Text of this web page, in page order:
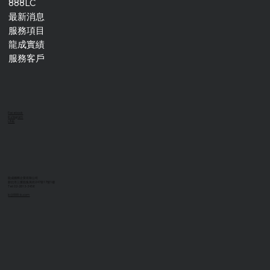
888LC
最新消息
服務項目
龍成實績
服務客戶